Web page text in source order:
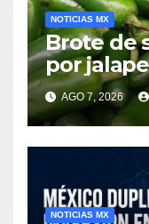
NOTICIAS MX
Brote de
por
345
AGO 7, 2026
NOTICIAS MX